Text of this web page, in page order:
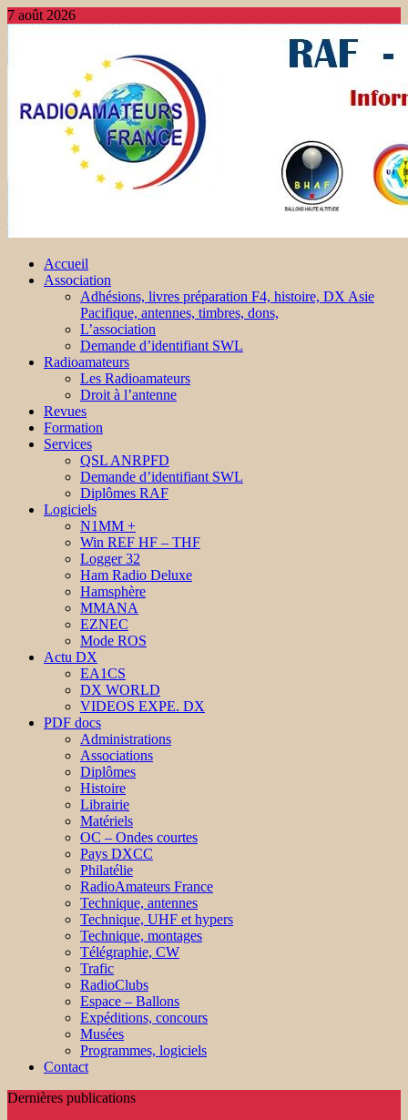
7 août 2026
Accueil
Association
Adhésions, livres préparation F4, histoire, DX Asie
Pacifique, antennes, timbres, dons,
L’association
Demande d’identifiant SWL
Radioamateurs
Les Radioamateurs
Droit à l’antenne
Revues
Formation
Services
QSL ANRPFD
Demande d’identifiant SWL
Diplômes RAF
Logiciels
N1MM +
Win REF HF – THF
Logger 32
Ham Radio Deluxe
Hamsphère
MMANA
EZNEC
Mode ROS
Actu DX
EA1CS
DX WORLD
VIDEOS EXPE. DX
PDF docs
Administrations
Associations
Diplômes
Histoire
Librairie
Matériels
OC – Ondes courtes
Pays DXCC
Philatélie
RadioAmateurs France
Technique, antennes
Technique, UHF et hypers
Technique, montages
Télégraphie, CW
Trafic
RadioClubs
Espace – Ballons
Expéditions, concours
Musées
Programmes, logiciels
Contact
Dernières publications